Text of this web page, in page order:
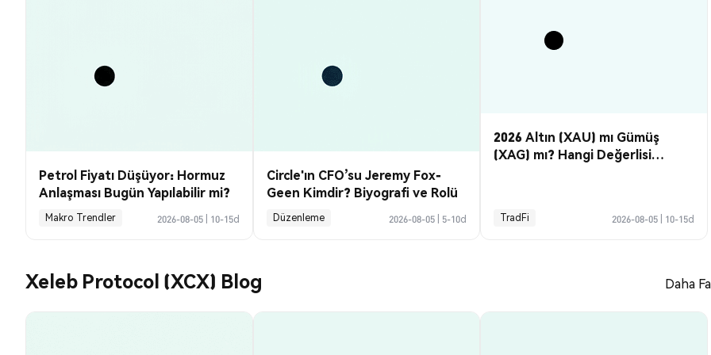
Petrol Fiyatı Düşüyor: Hormuz
Anlaşması Bugün Yapılabilir mi?
Makro Trendler 2026-08-05 10-15d
Circle'ın CFO’su Jeremy Fox-
Geen Kimdir? Biyografi ve Rolü
Düzenleme 2026-08-05 5-10d
2026 Altın (XAU) mı Gümüş
(XAG) mı? Hangi Değerlisi
TradFi 2026-08-05 10-15d
Xeleb Protocol (XCX) Blog Daha